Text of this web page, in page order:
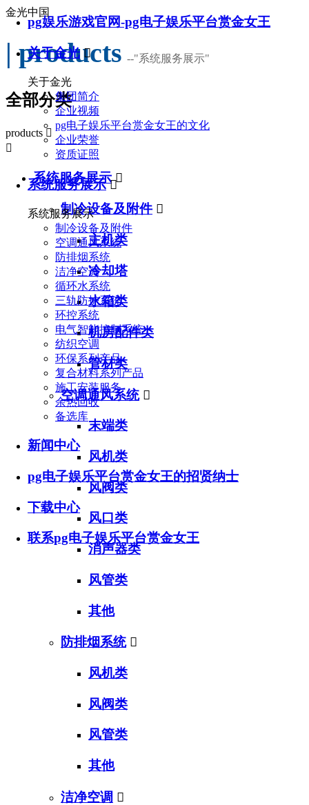
pg娱乐游戏官网-pg电子娱乐平台赏金女王
关于金光 
关于金光
集团简介
企业视频
pg电子娱乐平台赏金女王的文化
企业荣誉
资质证照
系统服务展示 
系统服务展示
制冷设备及附件
空调通风系统
防排烟系统
洁净空调
循环水系统
三轨防护系统
环控系统
电气智能控制系统
纺织空调
环保系列产品
复合材料系列产品
施工安装服务
余热回收
备选库
新闻中心
pg电子娱乐平台赏金女王的招贤纳士
下载中心
联系pg电子娱乐平台赏金女王
金光中国
| products --"系统服务展示"
全部分类
products 

系统服务展示 
制冷设备及附件 
主机类
冷却塔
水箱类
机房配件类
管材类
空调通风系统 
末端类
风机类
风阀类
风口类
消声器类
风管类
其他
防排烟系统 
风机类
风阀类
风管类
其他
洁净空调 